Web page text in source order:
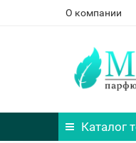
О компании
Каталог